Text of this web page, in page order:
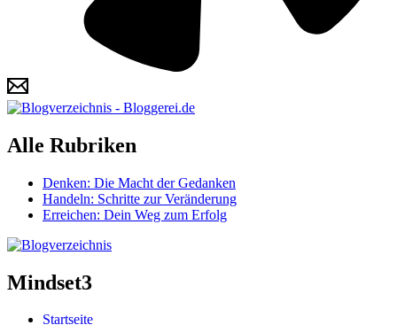
Alle Rubriken
Denken: Die Macht der Gedanken
Handeln: Schritte zur Veränderung
Erreichen: Dein Weg zum Erfolg
Mindset3
Startseite